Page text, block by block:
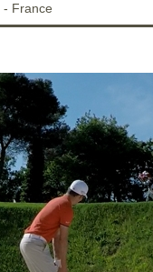
- France